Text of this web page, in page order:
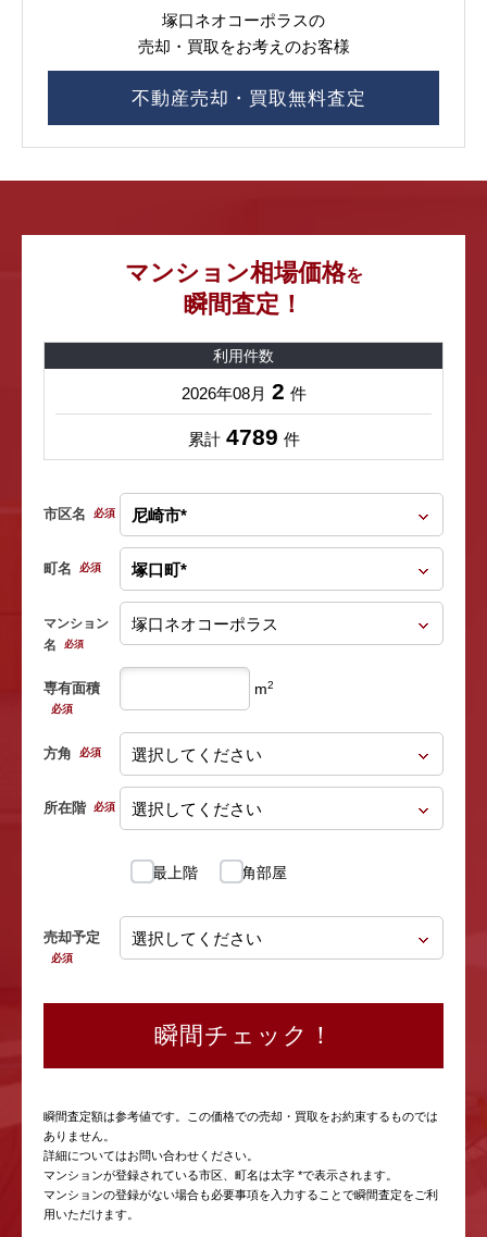
塚口ネオコーポラスの
売却・買取をお考えのお客様
不動産売却・買取無料査定
マンション相場価格を
瞬間査定！
利用件数
2026年08月 2 件
累計 4789 件
市区名 必須
町名 必須
マンション
名
必須
専有面積
必須
m2
方角 必須
所在階 必須
最上階 角部屋
売却予定
必須
瞬間チェック！
瞬間査定額は参考値です。この価格での売却・買取をお約束するものでは
ありません。
詳細についてはお問い合わせください。
マンションが登録されている市区、町名は太字 *で表示されます。
マンションの登録がない場合も必要事項を入力することで瞬間査定をご利
用いただけます。